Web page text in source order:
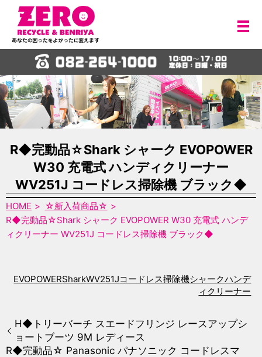
メ
R◆完動品☆Shark シャーク EVOPOWER
W30 充電式 ハンディクリーナー
WV251J コードレス掃除機 ブラック◆
HOME
☆新入荷商品☆
R◆完動品☆Shark シャーク EVOPOWER W30 充電式 ハンデ
ィクリーナー WV251J コードレス掃除機 ブラック◆
EVOPOWERSharkWV251Jコードレス掃除機シャークハンデ
ィクリーナー
H◆トリーバーチ スエードフリンジ レースアップシ
ョートブーツ 9M レディース
R◆完動品☆ Panasonic パナソニック コードレスマ